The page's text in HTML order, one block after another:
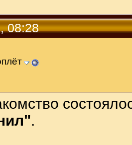
08:28
.